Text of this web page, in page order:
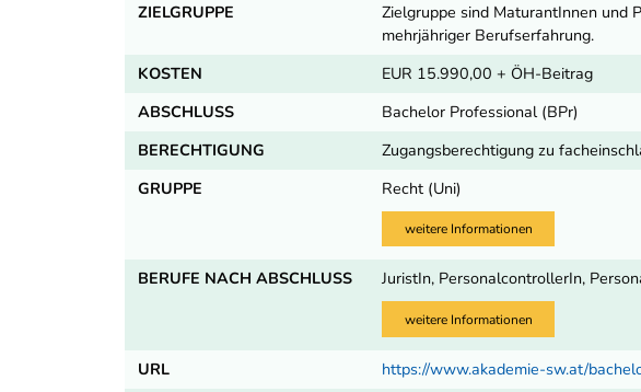
ZIELGRUPPE
Zielgruppe sind MaturantInnen und
mehrjähriger Berufserfahrung.
KOSTEN
EUR 15.990,00 + ÖH-Beitrag
ABSCHLUSS
Bachelor Professional (BPr)
BERECHTIGUNG
Zugangsberechtigung zu
GRUPPE
Recht (Uni)
weitere Informationen
BERUFE NACH ABSCHLUSS JuristIn, PersonalcontrollerIn,
weitere Informationen
URL https://www.akademie-sw.at/